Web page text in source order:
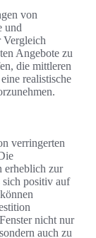
von
und
Vergleich
Angebote zu
die mittleren
realistische
verringerten
erheblich zur
sich positiv auf
nicht nur
auch zu